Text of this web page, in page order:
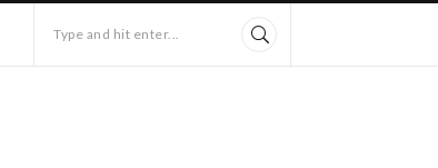
Type and hit enter...